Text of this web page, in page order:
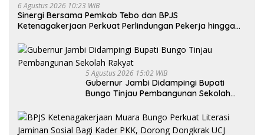
6 Agustus 2026 10:23 WIB
Sinergi Bersama Pemkab Tebo dan BPJS
Ketenagakerjaan Perkuat Perlindungan Pekerja hingga
5 Agustus 2026 15:02 WIB
Gubernur Jambi Didampingi Bupati
Bungo Tinjau Pembangunan Sekolah